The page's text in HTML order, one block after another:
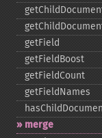
getField
getFieldBoost
getFieldCount
getFieldNames
merge